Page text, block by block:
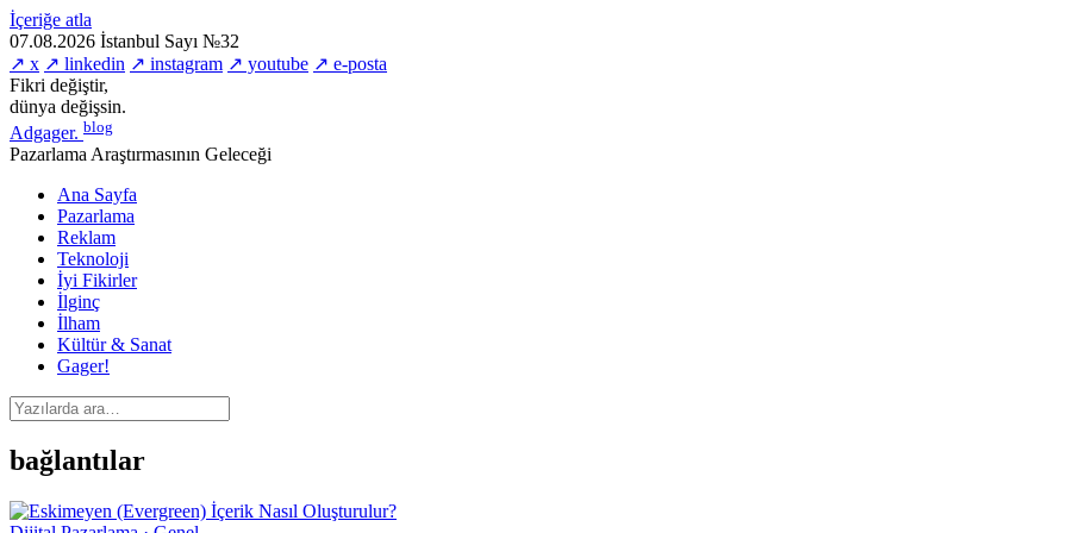
İçeriğe atla
07.08.2026 İstanbul Sayı №32
↗ x ↗ linkedin ↗ instagram ↗ youtube ↗ e-posta
Fikri değiştir,
dünya değişsin.
Adgager. blog
Pazarlama Araştırmasının Geleceği
Ana Sayfa
Pazarlama
Reklam
Teknoloji
İyi Fikirler
İlginç
İlham
Kültür & Sanat
Gager!
bağlantılar